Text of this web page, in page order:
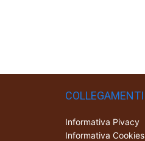
COLLEGAMENTI
Informativa Pivacy
Informativa Cookies